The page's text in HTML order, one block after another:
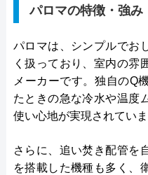
パロマの特徴・強み
パロマは、シンプルでお
く扱っており、室内の雰
メーカーです。独自のQ
たときの急な冷水や温度
使い心地が実現されていま
さらに、追い焚き配管を
を搭載した機種も多く、